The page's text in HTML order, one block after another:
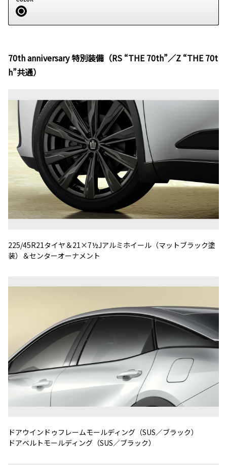
70th anniversary 特別装備（RS “THE 70th”／Z “THE 70t
h”共通）
225/45R21タイヤ＆21×7½Jアルミホイール（マットブラック塗
装）＆センターオーナメント
ドアウインドゥフレームモールディング（SUS／ブラック）
ドアベルトモールディング（SUS／ブラック）